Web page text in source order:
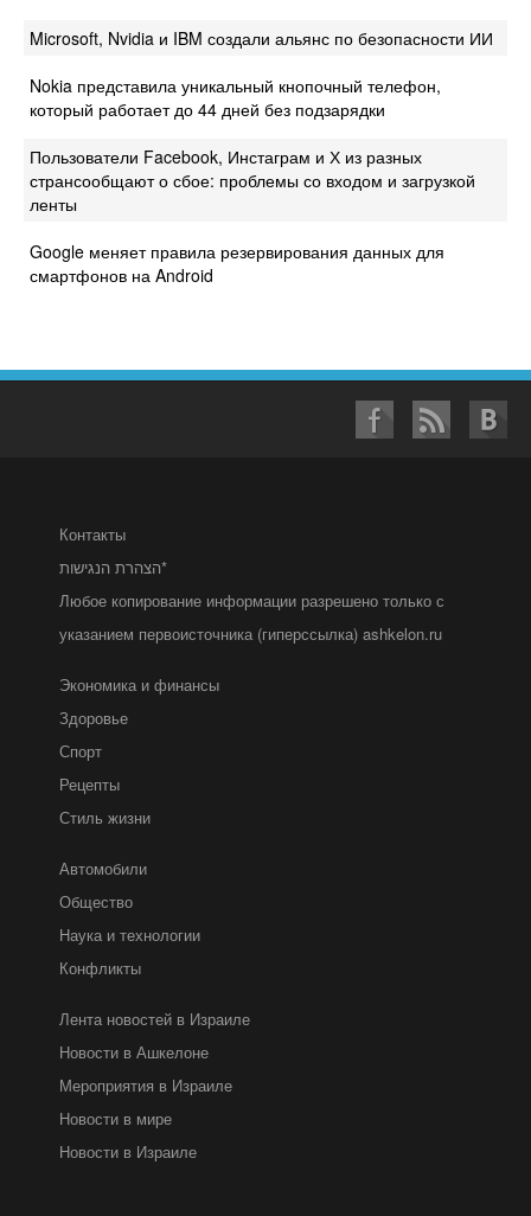
Microsoft, Nvidia и IBM создали альянс по безопасности ИИ
Nokia представила уникальный кнопочный телефон,
который работает до 44 дней без подзарядки
Пользователи Facebook, Инстаграм и Х из разных
странсообщают о сбое: проблемы со входом и загрузкой
ленты
Google меняет правила резервирования данных для
смартфонов на Android
Контакты
הצהרת הנגישות*
Любое копирование информации разрешено только с
указанием первоисточника (гиперссылка) ashkelon.ru
Экономика и финансы
Здоровье
Спорт
Рецепты
Стиль жизни
Автомобили
Общество
Наука и технологии
Конфликты
Лента новостей в Израиле
Новости в Ашкелоне
Мероприятия в Израиле
Новости в мире
Новости в Израиле